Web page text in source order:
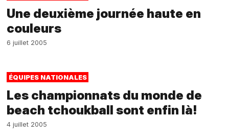
Une deuxième journée haute en
couleurs
6 juillet 2005
ÉQUIPES NATIONALES
Les championnats du monde de
beach tchoukball sont enfin là!
4 juillet 2005